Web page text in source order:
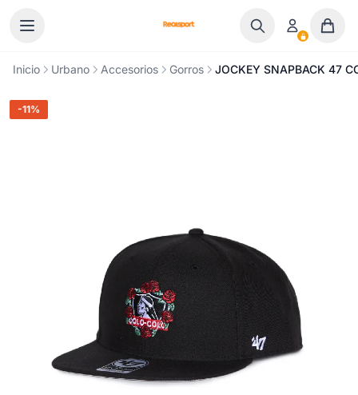
Inicio Urbano Accesorios Gorros JOCKEY SNAPBACK 47
-11%